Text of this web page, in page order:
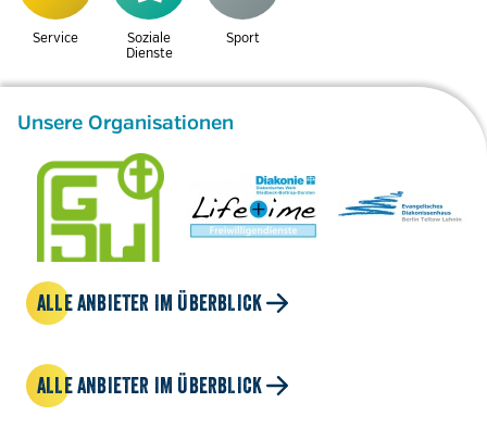
Service
Soziale
Dienste
Sport
Unsere Organisationen
ALLE ANBIETER IM ÜBERBLICK
ALLE ANBIETER IM ÜBERBLICK